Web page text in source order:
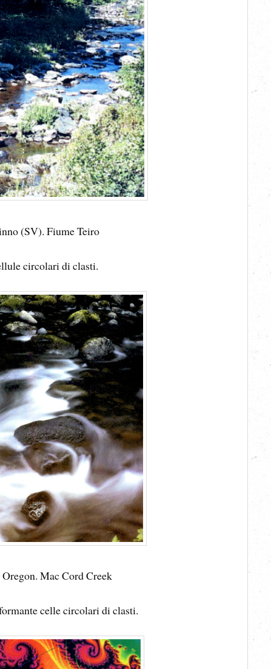
(SV). Fiume Teiro
circolari di clasti.
Mac Cord Creek
celle circolari di clasti.